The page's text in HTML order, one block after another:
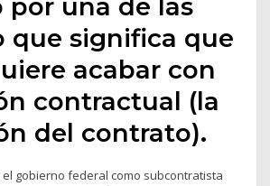
una de las
que significa que
acabar con
contractual (la
del contrato).
gobierno federal como subcontratista